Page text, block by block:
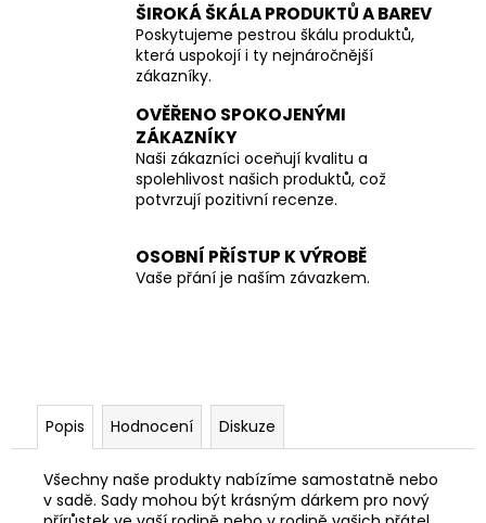
ŠIROKÁ ŠKÁLA PRODUKTŮ A BAREV
Poskytujeme pestrou škálu produktů,
která uspokojí i ty nejnáročnější
zákazníky.
OVĚŘENO SPOKOJENÝMI
ZÁKAZNÍKY
Naši zákazníci oceňují kvalitu a
spolehlivost našich produktů, což
potvrzují pozitivní recenze.
OSOBNÍ PŘÍSTUP K VÝROBĚ
Vaše přání je naším závazkem.
Popis Hodnocení Diskuze
Všechny naše produkty nabízíme samostatně nebo
v sadě. Sady mohou být krásným dárkem pro nový